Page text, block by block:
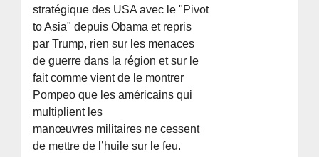
stratégique des USA avec le "Pivot
to Asia" depuis Obama et repris
par Trump, rien sur les menaces
de guerre dans la région et sur le
fait comme vient de le montrer
Pompeo que les américains qui
multiplient les
manœuvres militaires ne cessent
de mettre de l’huile sur le feu.